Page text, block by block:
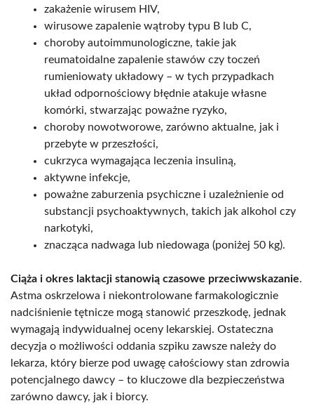
zakażenie wirusem HIV,
wirusowe zapalenie wątroby typu B lub C,
choroby autoimmunologiczne, takie jak
reumatoidalne zapalenie stawów czy toczeń
rumieniowaty układowy – w tych przypadkach
układ odpornościowy błędnie atakuje własne
komórki, stwarzając poważne ryzyko,
choroby nowotworowe, zarówno aktualne, jak i
przebyte w przeszłości,
cukrzyca wymagająca leczenia insuliną,
aktywne infekcje,
poważne zaburzenia psychiczne i uzależnienie od
substancji psychoaktywnych, takich jak alkohol czy
narkotyki,
znacząca nadwaga lub niedowaga (poniżej 50 kg).
Ciąża i okres laktacji stanowią czasowe przeciwwskazanie.
Astma oskrzelowa i niekontrolowane farmakologicznie
nadciśnienie tętnicze mogą stanowić przeszkodę, jednak
wymagają indywidualnej oceny lekarskiej. Ostateczna
decyzja o możliwości oddania szpiku zawsze należy do
lekarza, który bierze pod uwagę całościowy stan zdrowia
potencjalnego dawcy – to kluczowe dla bezpieczeństwa
zarówno dawcy, jak i biorcy.